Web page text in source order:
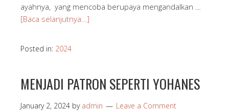
ayahnya, yang mencoba berupaya mengandalkan …
[Baca selanjutnya…]
Posted in: 2024
MENJADI PATRON SEPERTI YOHANES
January 2, 2024 by admin Leave a Comment